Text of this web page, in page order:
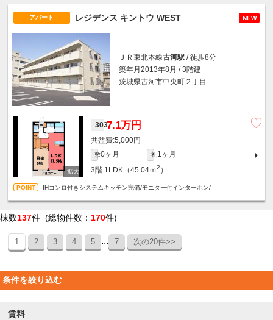
アパート レジデンス キントウ WEST NEW
ＪＲ東北本線古河駅 / 徒歩8分
築年月2013年8月 / 3階建
茨城県古河市中央町２丁目
3037.1万円
5,000円
敷0ヶ月 礼1ヶ月
3階 1LDK（45.04ｍ2 ）
IHコンロ付きシステムキッチン完備/モニター付インターホン/
棟数137件 (総物件数： 170件)
1 2 3 4 5 ... 7 次の20件>>
条件を絞り込む
賃料